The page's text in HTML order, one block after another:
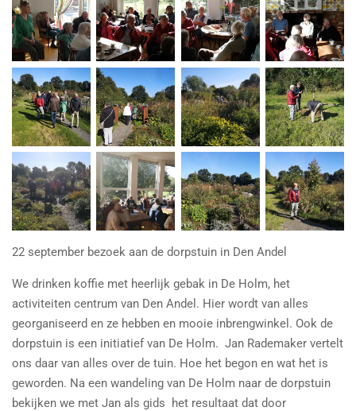
22 september bezoek aan de dorpstuin in Den Andel
We drinken koffie met heerlijk gebak in De Holm, het
activiteiten centrum van Den Andel. Hier wordt van alles
georganiseerd en ze hebben en mooie inbrengwinkel. Ook de
dorpstuin is een initiatief van De Holm. Jan Rademaker vertelt
ons daar van alles over de tuin. Hoe het begon en wat het is
geworden. Na een wandeling van De Holm naar de dorpstuin
bekijken we met Jan als gids het resultaat dat door